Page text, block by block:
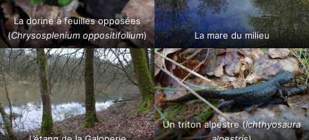
La dorine à feuilles opposées
(Chrysosplenium oppositifolium) La mare du milieu
Un triton alpestre (Ichthyosaura